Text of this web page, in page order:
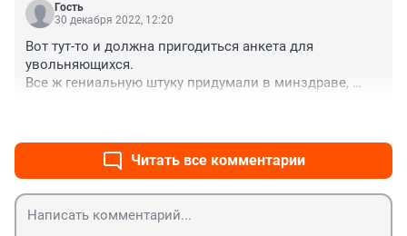
Гость
30 декабря 2022, 12:20
Вот тут-то и должна пригодиться анкета для
увольняющихся.
Все ж гениальную штуку придумали в минздраве,
Читать все комментарии